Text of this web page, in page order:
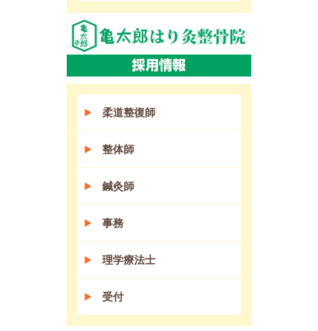
柔道整復師
整体師
鍼灸師
事務
理学療法士
受付